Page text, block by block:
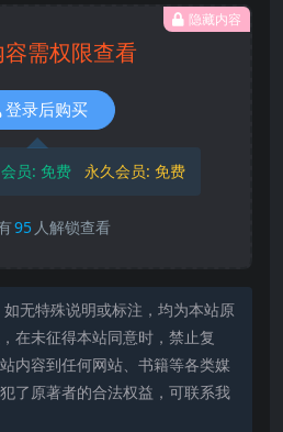
隐藏内容
需权限查看
登录后购买
会员: 免费 永久会员: 免费
95 人解锁查看
无特殊说明或标注，均为本站原
在未征得本站同意时，禁止复
内容到任何网站、书籍等各类媒
了原著者的合法权益，可联系我